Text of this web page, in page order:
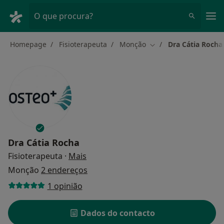
O que procura?
Homepage Fisioterapeuta Monção Mudar de cidade
Dra Cátia Rocha
Dra Cátia Rocha
Fisioterapeuta · Mais
Monção 2 endereços
1 opinião
Dados do contacto